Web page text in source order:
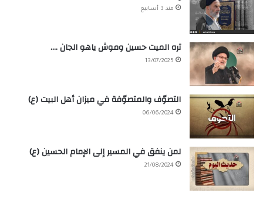
منذ 3 أسابيع
تره الميت حسين وموش ياهو الجان ….
13/07/2025
التصوّف والمتصوّفة في ميزان أهل البيت (ع)
06/06/2024
لمن ينفق في المسير إلى الإمام الحسين (ع)
21/08/2024